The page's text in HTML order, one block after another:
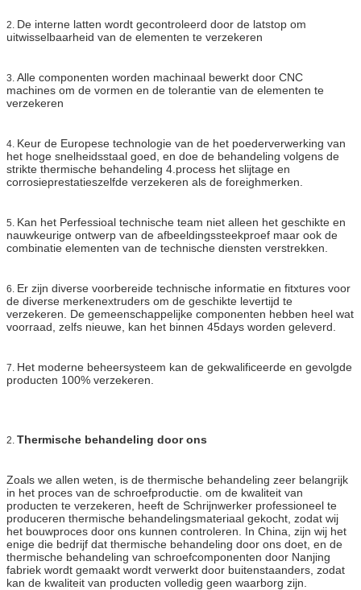
2. De interne latten wordt gecontroleerd door de latstop om
uitwisselbaarheid van de elementen te verzekeren
3. Alle componenten worden machinaal bewerkt door CNC
machines om de vormen en de tolerantie van de elementen te
verzekeren
4. Keur de Europese technologie van de het poederverwerking van
het hoge snelheidsstaal goed, en doe de behandeling volgens de
strikte thermische behandeling 4.process het slijtage en
corrosieprestatieszelfde verzekeren als de foreighmerken.
5. Kan het Perfessioal technische team niet alleen het geschikte en
nauwkeurige ontwerp van de afbeeldingssteekproef maar ook de
combinatie elementen van de technische diensten verstrekken.
6. Er zijn diverse voorbereide technische informatie en fitxtures voor
de diverse merkenextruders om de geschikte levertijd te
verzekeren. De gemeenschappelijke componenten hebben heel wat
voorraad, zelfs nieuwe, kan het binnen 45days worden geleverd.
7. Het moderne beheersysteem kan de gekwalificeerde en gevolgde
producten 100% verzekeren.
2. Thermische behandeling door ons
Zoals we allen weten, is de thermische behandeling zeer belangrijk
in het proces van de schroefproductie. om de kwaliteit van
producten te verzekeren, heeft de Schrijnwerker professioneel te
produceren thermische behandelingsmateriaal gekocht, zodat wij
het bouwproces door ons kunnen controleren. In China, zijn wij het
enige die bedrijf dat thermische behandeling door ons doet, en de
thermische behandeling van schroefcomponenten door Nanjing
fabriek wordt gemaakt wordt verwerkt door buitenstaanders, zodat
kan de kwaliteit van producten volledig geen waarborg zijn.